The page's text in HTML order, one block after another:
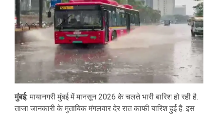
मुंबई: मायानगरी मुंबई में मानसून 2026 के चलते भारी बारिश हो रही है.
ताजा जानकारी के मुताबिक मंगलवार देर रात काफी बारिश हुई है. इस